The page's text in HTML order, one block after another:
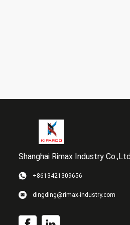
Shanghai Rimax Industry
+8613421309656
dingding@rimax-industry.com